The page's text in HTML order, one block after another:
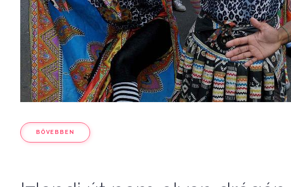
BŐVEBBEN